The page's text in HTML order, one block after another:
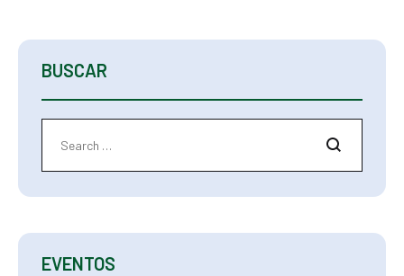
BUSCAR
Search
EVENTOS